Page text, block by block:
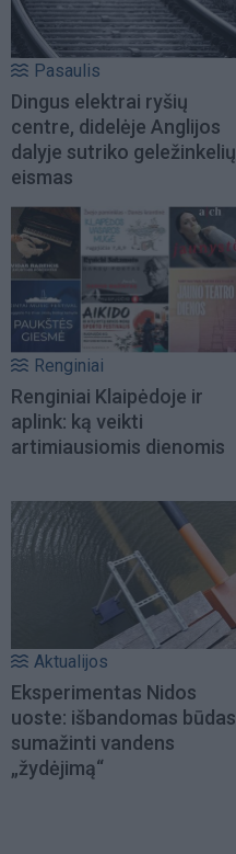
Pasaulis
Dingus elektrai ryšių
centre, didelėje Anglijos
dalyje sutriko geležinkelių
eismas
Renginiai
Renginiai Klaipėdoje ir
aplink: ką veikti
artimiausiomis dienomis
Aktualijos
Eksperimentas Nidos
uoste: išbandomas būdas
sumažinti vandens
„žydėjimą“